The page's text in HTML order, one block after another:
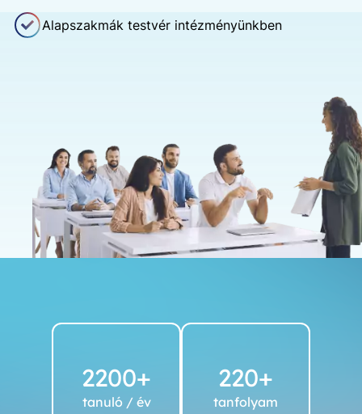
Alapszakmák testvér intézményünkben
2200+
tanuló / év
220+
tanfolyam